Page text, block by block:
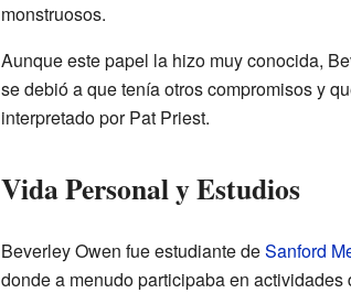
monstruosos.
Aunque este papel la hizo muy conocida,
se debió a que tenía otros compromisos y
interpretado por Pat Priest.
Vida Personal y Estudios
Beverley Owen fue estudiante deSanford
donde a menudo participaba en